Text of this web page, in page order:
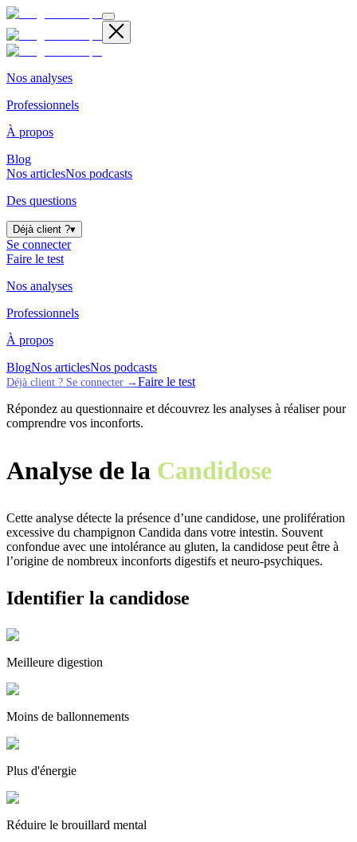
Nos analyses
Professionnels
À propos
Blog
Nos articlesNos podcasts
Des questions
Déjà client ?▾
Se connecter
Faire le test
Nos analyses
Professionnels
À propos
BlogNos articlesNos podcasts
Déjà client ? Se connecter → Faire le test
Répondez au questionnaire et découvrez les analyses à réaliser pour
comprendre vos inconforts.
Analyse de la Candidose
Cette analyse détecte la présence d’une candidose, une prolifération
excessive du champignon Candida dans votre intestin. Souvent
confondue avec une intolérance au gluten, la candidose peut être à
l’origine de nombreux inconforts digestifs et neuro-psychiques.
Identifier la candidose
Meilleure digestion
Moins de ballonnements
Plus d'énergie
Réduire le brouillard mental